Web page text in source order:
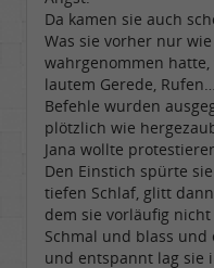
Da kamen sie auch
Was sie vorher nur
wahrgenommen
lautem Gerede,
Befehle wurden
plötzlich wie
Jana wollte
Den Einstich spürte
tiefen Schlaf, glitt
dem sie vorläufig
Schmal und blass
und entspannt lag sie